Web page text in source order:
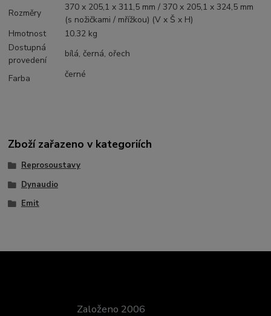
Rozměry
370 x 205,1 x 311,5 mm / 370 x 205,1 x 324,5 mm
(s nožičkami / mřížkou) (V x Š x H)
Hmotnost
10.32 kg
Dostupná
provedení
bílá, černá, ořech
Farba černé
Zboží zařazeno v kategoriích
Reprosoustavy
Dynaudio
Emit
Založeno 2006